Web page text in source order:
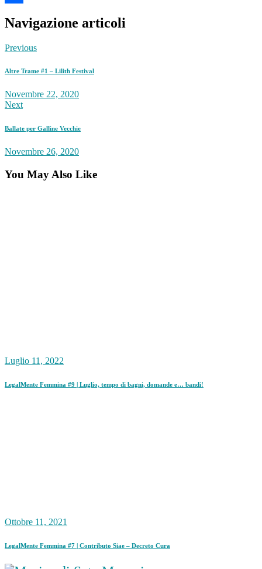
Navigazione articoli
Previous
Altre Trame #1 – Lilith Festival
Novembre 22, 2020
Next
Ballate per Galline Vecchie
Novembre 26, 2020
You May Also Like
Luglio 11, 2022
LegalMente Femmina #9 | Luglio, tempo di bagni, domande e… bandi!
Ottobre 11, 2021
LegalMente Femmina #7 | Contributo Siae – Decreto Cura